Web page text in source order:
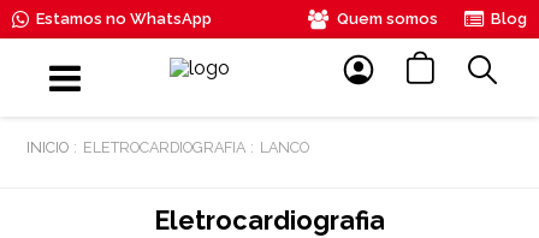
Estamos no WhatsApp Quem somos Blog
ELETROCARDIOGRAFIA LANCO
Eletrocardiografia